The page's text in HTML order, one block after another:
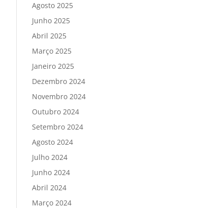
Agosto 2025
Junho 2025
Abril 2025
Março 2025
Janeiro 2025
Dezembro 2024
Novembro 2024
Outubro 2024
Setembro 2024
Agosto 2024
Julho 2024
Junho 2024
Abril 2024
Março 2024